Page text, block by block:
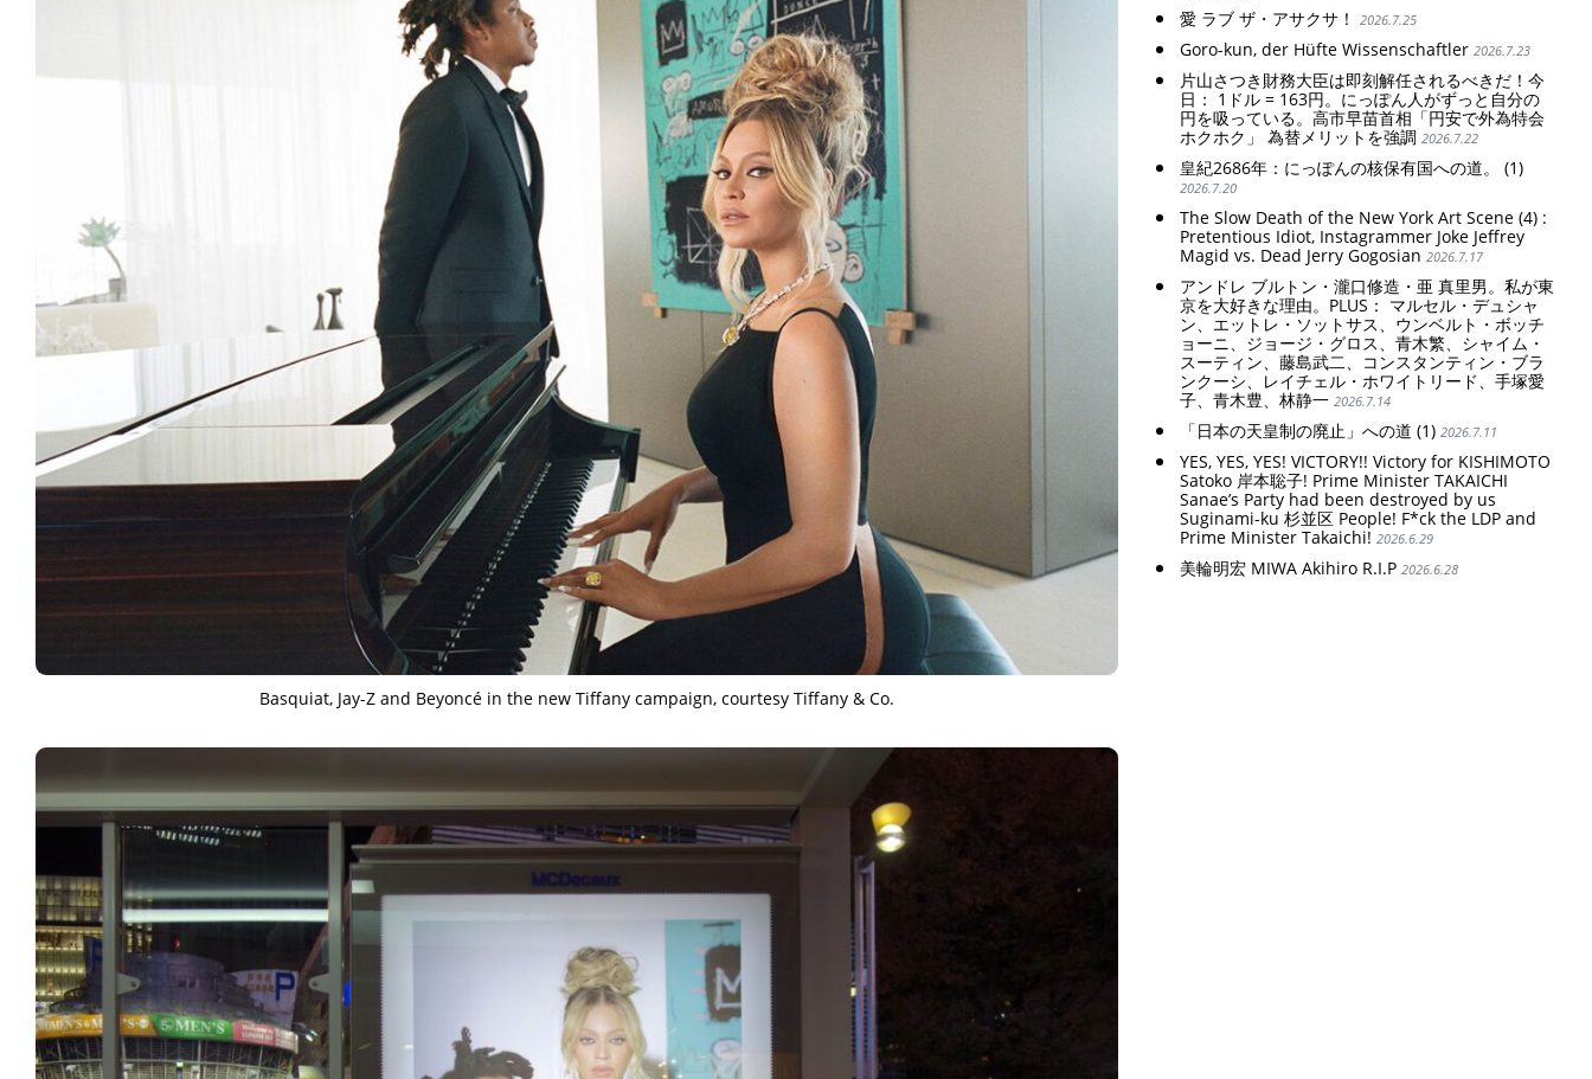
Basquiat, Jay-Z and Beyoncé in the new Tiffany campaign, courtesy Tiffany & Co.
愛 ラブ ザ・アサクサ！ 2026.7.25
Goro-kun, der Hüfte Wissenschaftler 2026.7.23
片山さつき財務大臣は即刻解任されるべきだ！今
日： 1ドル = 163円。にっぽん人がずっと自分の
円を吸っている。高市早苗首相「円安で外為特会
ホクホク」 為替メリットを強調 2026.7.22
皇紀2686年：にっぽんの核保有国への道。 (1)
2026.7.20
The Slow Death of the New York Art Scene (4) :
Pretentious Idiot, Instagrammer Joke Jeffrey
Magid vs. Dead Jerry Gogosian 2026.7.17
アンドレ ブルトン・瀧口修造・亜 真里男。私が東
京を大好きな理由。PLUS： マルセル・デュシャ
ン、エットレ・ソットサス、ウンベルト・ボッチ
ョーニ、ジョージ・グロス、青木繁、シャイム・
スーティン、藤島武二、コンスタンティン・ブラ
ンクーシ、レイチェル・ホワイトリード、手塚愛
子、青木豊、林静一 2026.7.14
「日本の天皇制の廃止」への道 (1) 2026.7.11
YES, YES, YES! VICTORY!! Victory for KISHIMOTO
Satoko 岸本聡子! Prime Minister TAKAICHI
Sanae’s Party had been destroyed by us
Suginami-ku 杉並区 People! F*ck the LDP and
Prime Minister Takaichi! 2026.6.29
美輪明宏 MIWA Akihiro R.I.P 2026.6.28